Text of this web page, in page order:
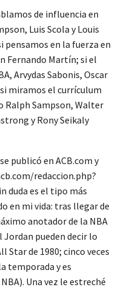
de influencia en
Luis Scola y Louis
pensamos en la fuerza en
Fernando Martín; si el
Arvydas Sabonis, Oscar
miramos el currículum
Sampson, Walter
y Rony Seikaly
publicó en ACB.com y
redaccion.php?
duda es el tipo más
en mi vida: tras llegar de
anotador de la NBA
pueden decir lo
Star de 1980; cinco veces
temporada y es
Una vez le estreché